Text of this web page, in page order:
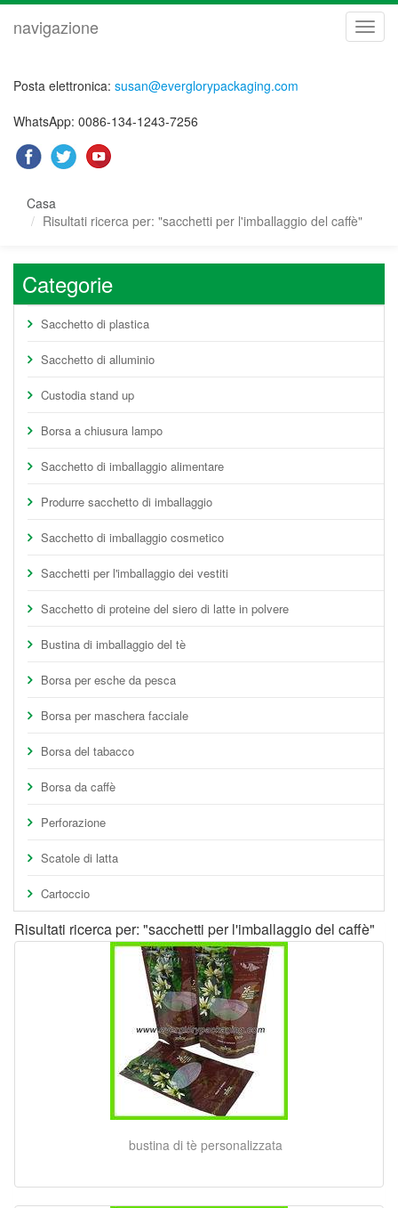
navigazione
Posta elettronica: susan@everglorypackaging.com
WhatsApp: 0086-134-1243-7256
Casa
Risultati ricerca per: "sacchetti per l'imballaggio del caffè"
Categorie
Sacchetto di plastica
Sacchetto di alluminio
Custodia stand up
Borsa a chiusura lampo
Sacchetto di imballaggio alimentare
Produrre sacchetto di imballaggio
Sacchetto di imballaggio cosmetico
Sacchetti per l'imballaggio dei vestiti
Sacchetto di proteine del siero di latte in polvere
Bustina di imballaggio del tè
Borsa per esche da pesca
Borsa per maschera facciale
Borsa del tabacco
Borsa da caffè
Perforazione
Scatole di latta
Cartoccio
Risultati ricerca per: "sacchetti per l'imballaggio del caffè"
bustina di tè personalizzata